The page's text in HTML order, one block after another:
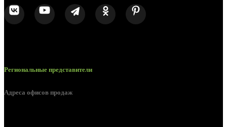
Региональные представители
Адреса офисов продаж